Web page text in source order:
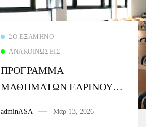
2Ο ΕΞΆΜΗΝΟ
ΑΝΑΚΟΙΝΏΣΕΙΣ
ΠΡΟΓΡΑΜΜΑ
ΜΑΘΗΜΑΤΩΝ ΕΑΡΙΝΟΥ
adminASA Μαρ 13, 2026